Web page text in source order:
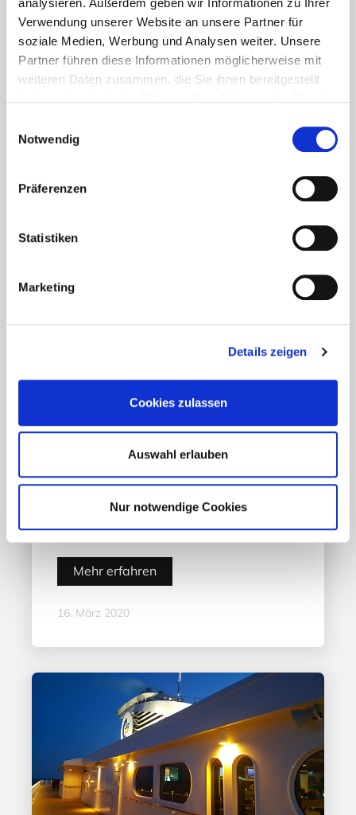
analysieren. Außerdem geben wir Informationen zu Ihrer
Verwendung unserer Website an unsere Partner für
soziale Medien, Werbung und Analysen weiter. Unsere
Partner führen diese Informationen möglicherweise mit
weiteren Daten zusammen, die Sie ihnen bereitgestellt
Notwendig
Präferenzen
Statistiken
Marketing
Details zeigen
Cookies zulassen
Auswahl erlauben
Nur notwendige Cookies
Aktuelles - Nyheter
Osten?
Aktuelles - Nyheter
„Hele Norge klapper“
Mehr erfahren
16. März 2020